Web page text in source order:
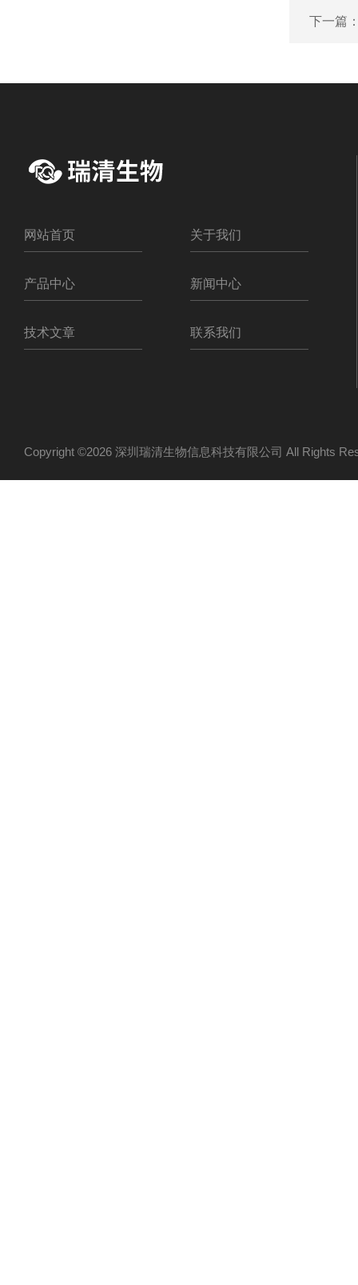
下一篇
网站首页 关于我们
产品中心 新闻中心
技术文章 联系我们
Copyright ©2026 深圳瑞清生物信息科技有限公司 All Rights